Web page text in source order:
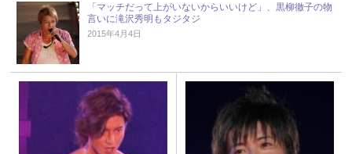
「マッチだって上がいないからいいけど」、黒柳徹子の物
言いに滝沢秀明もタジタジ
2015年4月4日